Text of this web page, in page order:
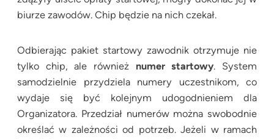
biurze zawodów. Chip będzie na nich czekał.
Odbierając pakiet startowy zawodnik otrzymuje nie
tylko chip, ale również
numer startowy. System
samodzielnie przydziela numery uczestnikom, co
wydaje się być kolejnym udogodnieniem dla
Organizatora. Przedział numerów można swobodnie
określać w zależności od potrzeb. Jeżeli w ramach